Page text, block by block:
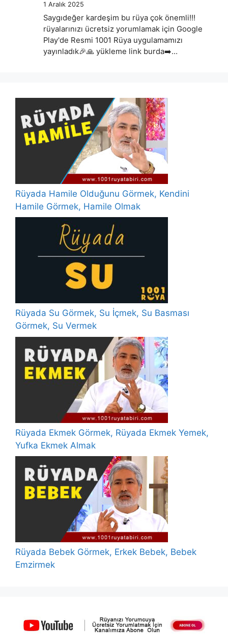
1 Aralık 2025
Saygıdeğer kardeşim bu rüya çok önemli!!!
rüyalarınızı ücretsiz yorumlamak için Google
Play'de Resmi 1001 Rüya uygulamamızı
yayınladık🎉🙏 yükleme link burda➡️…
Rüyada Hamile Olduğunu Görmek, Kendini
Hamile Görmek, Hamile Olmak
Rüyada Su Görmek, Su İçmek, Su Basması
Görmek, Su Vermek
Rüyada Ekmek Görmek, Rüyada Ekmek Yemek,
Yufka Ekmek Almak
Rüyada Bebek Görmek, Erkek Bebek, Bebek
Emzirmek